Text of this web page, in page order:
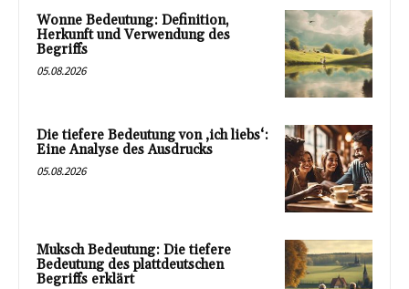
Wonne Bedeutung: Definition,
Herkunft und Verwendung des
Begriffs
05.08.2026
Die tiefere Bedeutung von ‚ich liebs‘:
Eine Analyse des Ausdrucks
05.08.2026
Muksch Bedeutung: Die tiefere
Bedeutung des plattdeutschen
Begriffs erklärt